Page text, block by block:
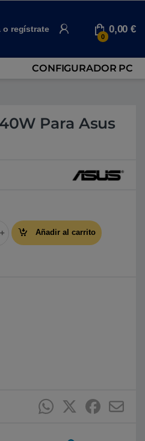
o regístrate
0
0,00€
CONFIGURADOR PC
Para Asus
Corriente De Coche 40W
Añadir al carrito